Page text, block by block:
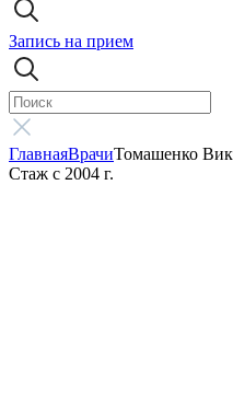
Запись на прием
ГлавнаяВрачиТомашенко
Стаж с 2004 г.